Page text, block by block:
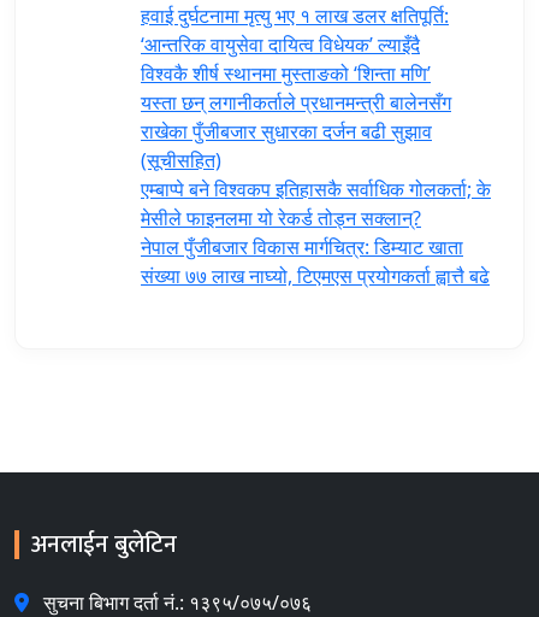
हवाई दुर्घटनामा मृत्यु भए १ लाख डलर क्षतिपूर्ति:
‘आन्तरिक वायुसेवा दायित्व विधेयक’ ल्याइँदै
विश्वकै शीर्ष स्थानमा मुस्ताङको ‘शिन्ता मणि’
यस्ता छन् लगानीकर्ताले प्रधानमन्त्री ‍बालेनसँग
राखेका पुँजीबजार सुधारका दर्जन बढी सुझाव
(सूचीसहित)
एम्बाप्पे बने विश्वकप इतिहासकै सर्वाधिक गोलकर्ता; के
मेसीले फाइनलमा यो रेकर्ड तोड्न सक्लान्?
नेपाल पुँजीबजार विकास मार्गचित्र: डिम्याट खाता
संख्या ७७ लाख नाघ्यो, टिएमएस प्रयोगकर्ता ह्वात्तै बढे
अनलाईन बुलेटिन
सुचना बिभाग दर्ता नं.: १३९५/०७५/०७६